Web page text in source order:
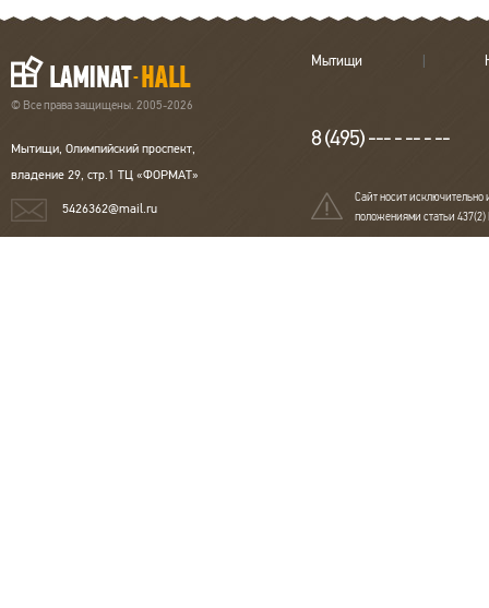
© Все права защищены. 2005-2026
Мытищи, Олимпийский проспект,
владение 29, стр.1 ТЦ «ФОРМАТ»
5426362@mail.ru
Мытищи
8 (495) --- - -- - --
Сайт носит исключительно
положениями статьи